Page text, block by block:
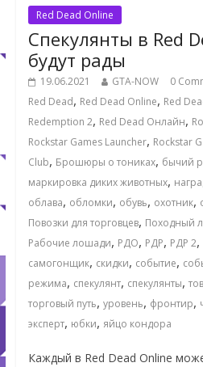
Red Dead Online
Спекулянты в Red
будут рады
19.06.2021 GTA-NOW 0
Red Dead, Red Dead Online, Red
Redemption 2, Red Dead Онлайн,
Rockstar Games Launcher, Rockstar
Club, Брошюры о тониках, бычий
маркировка диких животных,
облава, обломки, обувь, охотник,
Повозки для торговцев, Походный
Рабочие лошади, РДО, РДР, РДР 2,
самогонщик, скидки, событие,
режима, спекулянт, спекулянты,
торговый путь, уровень, фронтир,
эксперт, юбки, яйцо кондора
Каждый в Red Dead Online